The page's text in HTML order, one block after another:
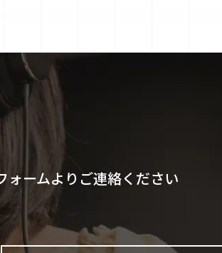
ォームよりご連絡ください